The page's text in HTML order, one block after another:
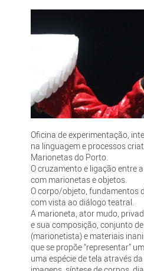
Oficina de experimentação,
na linguagem e processos
Marionetas do Porto.
O cruzamento e ligação entre
com marionetas e objetos.
O corpo/objeto, fundamentos
com vista ao diálogo teatral.
A marioneta, ator mudo,
e sua composição, conjunto
(marionetista) e materiais
que se propõe “representar”
uma espécie de tela através